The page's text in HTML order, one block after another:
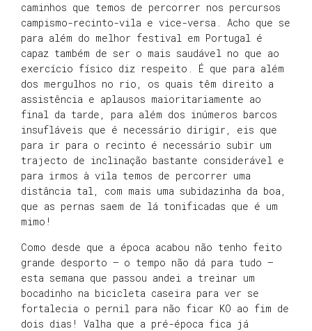
caminhos que temos de percorrer nos percursos
campismo-recinto-vila e vice-versa. Acho que se
para além do melhor festival em Portugal é
capaz também de ser o mais saudável no que ao
exercício físico diz respeito. É que para além
dos mergulhos no rio, os quais têm direito a
assistência e aplausos maioritariamente ao
final da tarde, para além dos inúmeros barcos
insufláveis que é necessário dirigir, eis que
para ir para o recinto é necessário subir um
trajecto de inclinação bastante considerável e
para irmos à vila temos de percorrer uma
distância tal, com mais uma subidazinha da boa,
que as pernas saem de lá tonificadas que é um
mimo!
Como desde que a época acabou não tenho feito
grande desporto – o tempo não dá para tudo –
esta semana que passou andei a treinar um
bocadinho na bicicleta caseira para ver se
fortalecia o pernil para não ficar KO ao fim de
dois dias! Valha que a pré-época fica já